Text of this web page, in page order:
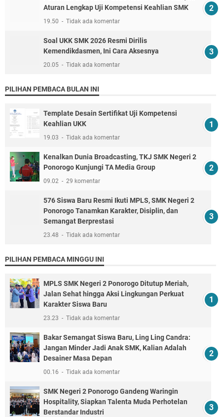
Aturan Lengkap Uji Kompetensi Keahlian SMK
19.50 Tidak ada komentar
Soal UKK SMK 2026 Resmi Dirilis
Kemendikdasmen, Ini Cara Aksesnya
20.05 Tidak ada komentar
PILIHAN PEMBACA BULAN INI
Template Desain Sertifikat Uji Kompetensi
Keahlian UKK
19.03 Tidak ada komentar
Kenalkan Dunia Broadcasting, TKJ SMK Negeri 2
Ponorogo Kunjungi TA Media Group
09.02 29 komentar
576 Siswa Baru Resmi Ikuti MPLS, SMK Negeri 2
Ponorogo Tanamkan Karakter, Disiplin, dan
Semangat Berprestasi
23.48 Tidak ada komentar
PILIHAN PEMBACA MINGGU INI
MPLS SMK Negeri 2 Ponorogo Ditutup Meriah,
Jalan Sehat hingga Aksi Lingkungan Perkuat
Karakter Siswa Baru
23.23 Tidak ada komentar
Bakar Semangat Siswa Baru, Ling Ling Candra:
Jangan Minder Jadi Anak SMK, Kalian Adalah
Desainer Masa Depan
00.16 Tidak ada komentar
SMK Negeri 2 Ponorogo Gandeng Waringin
Hospitality, Siapkan Talenta Muda Perhotelan
Berstandar Industri